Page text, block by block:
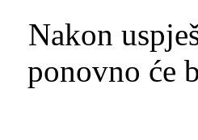
Nakon
ponovno će